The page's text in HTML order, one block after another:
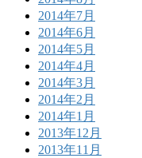
2014年7月
2014年6月
2014年5月
2014年4月
2014年3月
2014年2月
2014年1月
2013年12月
2013年11月